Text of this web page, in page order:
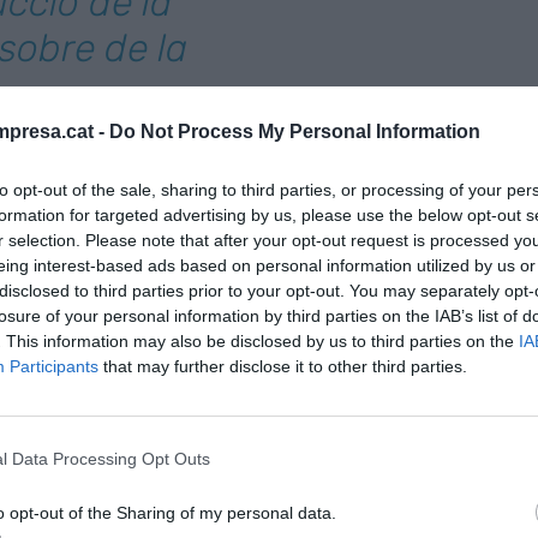
- Do Not Process My Personal Information
opt-out of the sale, sharing to third parties, or processing of your
for targeted advertising by us, please use the below opt-out
selection. Please note that after your opt-out request is processed
interest-based ads based on personal information utilized by us
to third parties prior to your opt-out. You may separately
of your personal information by third parties on the IAB’s list of
This information may also be disclosed by us to third parties on the
Participants that may further disclose it to other third parties.
Data Processing Opt Outs
opt-out of the Sharing of my personal data.
de la
consum del gas a tot l’estat espanyol i
productius afecta directament la seva
cap millora en el servei de subministrament de
de l’INE, el gas constitueix el 28% del
i manufacturera espanyola, destacant
gas arriba al 43% del total de consum
Hi ha sectors en els quals el pes de la
l’activitat i la resolució de Castor és
dels Governs sobre la necessitat de
l’estabilitat laboral i l’ocupació en els
per la generació d’ocupació directa, sinó
serveis que genera al seu entorn, i cal